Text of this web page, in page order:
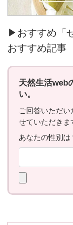
▶おすすめ「
おすすめ記事